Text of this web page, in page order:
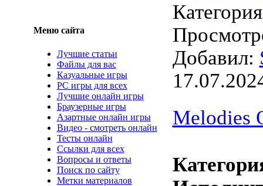
Меню сайта
Лучшие статьи
Файлы для вас
Казуальные игры
PC игры для всех
Лучшие онлайн игры
Браузерные игры
Азартные онлайн игры
Видео - смотреть онлайн
Тесты онлайн
Ссылки для всех
Вопросы и ответы
Поиск по сайту
Метки материалов
Добавил:
Melodies